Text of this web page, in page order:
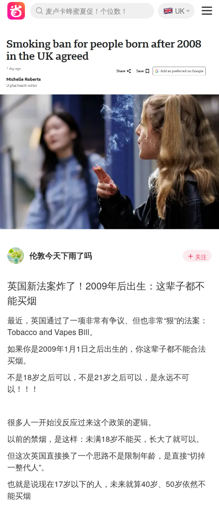
Prada/Miu 4.8折！
🇬🇧
UK
伦敦今天下雨了吗 关注
英国新法案炸了！2009年后出生：这辈子都不
能买烟
最近，英国通过了一项非常有争议、但也非常“狠”的法案：
Tobacco and Vapes Bill。
如果你是2009年1月1日之后出生的，你这辈子都不能合法
买烟。
不是18岁之后可以，不是21岁之后可以，是永远不可
以！！！
很多人一开始没反应过来这个政策的逻辑。
以前的禁烟，是这样：未满18岁不能买，长大了就可以。
但这次英国直接换了一个思路不是限制年龄，是直接“切掉
一整代人”。
也就是说现在17岁以下的人，未来就算40岁、50岁依然不
能买烟